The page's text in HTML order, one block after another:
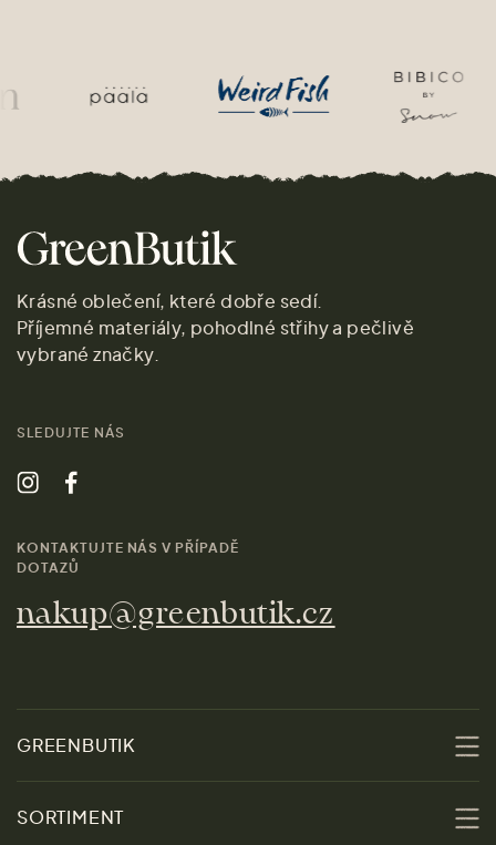
Krásné oblečení, které dobře sedí.
Příjemné materiály, pohodlné střihy a pečlivě
vybrané značky.
SLEDUJTE NÁS
KONTAKTUJTE NÁS V PŘÍPADĚ
DOTAZŮ
nakup@greenbutik.cz
GREENBUTIK
SORTIMENT